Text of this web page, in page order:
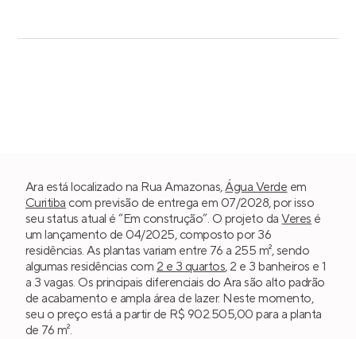
Ara está localizado na Rua Amazonas,Água Verde em
Curitiba com previsão de entrega em 07/2028, por isso
seu status atual é “Em construção”. O projeto daVeres é
um lançamento de 04/2025, composto por 36
residências. As plantas variam entre 76 a 255 m², sendo
algumas residências com 2 e 3 quartos, 2 e 3 banheiros e 1
a 3 vagas. Os principais diferenciais do Ara são alto padrão
de acabamento e ampla área de lazer. Neste momento,
seu o preço está a partir de R$ 902.505,00 para a planta
de 76 m².